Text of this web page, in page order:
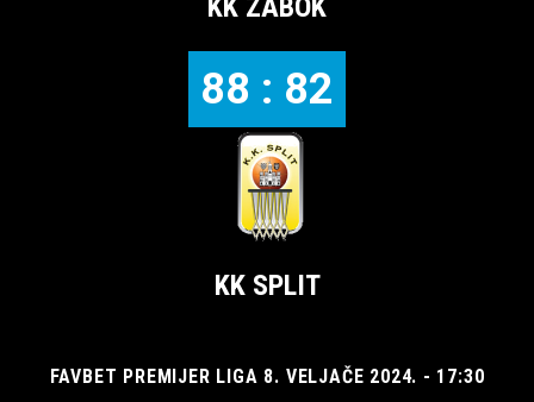
KK ZABOK
88 : 82
KK SPLIT
FAVBET PREMIJER LIGA 8. VELJAČE 2024. - 17:30